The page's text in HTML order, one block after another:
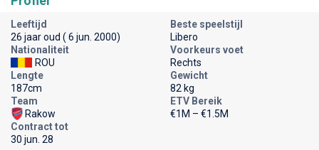
Leeftijd
26 jaar oud ( 6 jun. 2000)
Beste speelstijl
Libero
Nationaliteit
ROU
Voorkeurs voet
Rechts
Lengte
187cm
Gewicht
82 kg
Team
Rakow
ETV Bereik
€1M – €1.5M
Contract tot
30 jun. 28